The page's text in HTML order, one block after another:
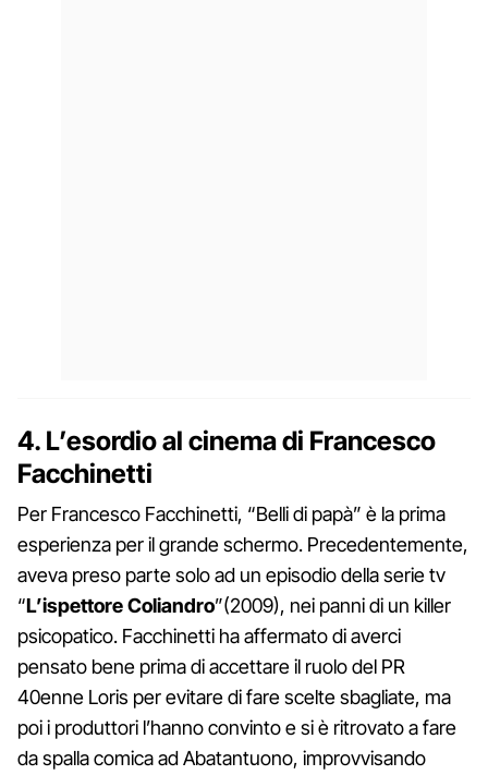
4. L’esordio al cinema di Francesco
Facchinetti
Per Francesco Facchinetti, “Belli di papà” è la prima
esperienza per il grande schermo. Precedentemente,
aveva preso parte solo ad un episodio della serie tv
“L’ispettore Coliandro”(2009), nei panni di un killer
psicopatico. Facchinetti ha affermato di averci
pensato bene prima di accettare il ruolo del PR
40enne Loris per evitare di fare scelte sbagliate, ma
poi i produttori l’hanno convinto e si è ritrovato a fare
da spalla comica ad Abatantuono, improvvisando